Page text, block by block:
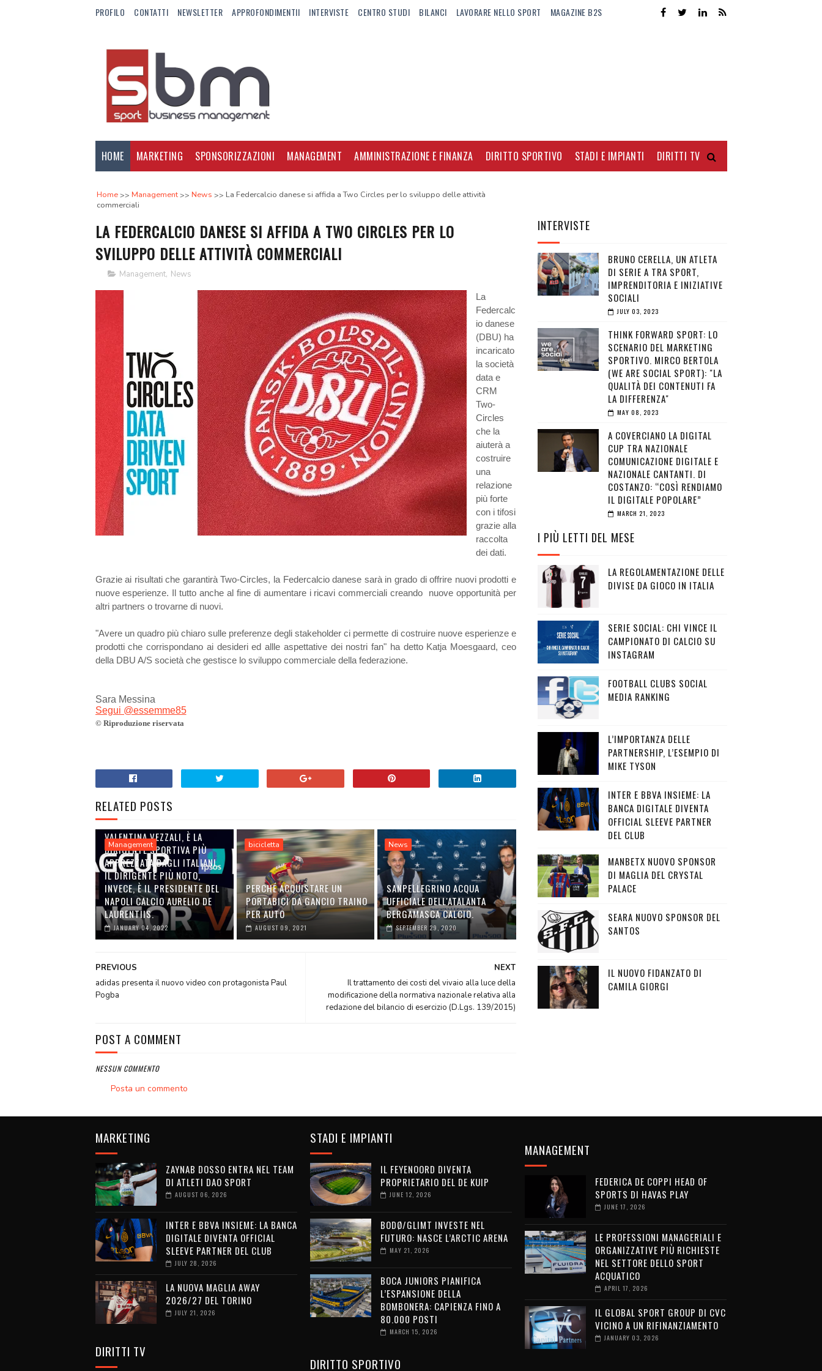
PROFILO CONTATTI NEWSLETTER APPROFONDIMENTII INTERVISTE CENTRO STUDI BILANCI LAVORARE NELLO SPORT MAGAZINE B2S
HOME MARKETING SPONSORIZZAZIONI MANAGEMENT AMMINISTRAZIONE E FINANZA DIRITTO SPORTIVO STADI E IMPIANTI DIRITTI TV
Home Management News
La Federcalcio danese si affida a Two Circles per lo sviluppo delle attività
commerciali
LA FEDERCALCIO DANESE SI AFFIDA A TWO CIRCLES PER LO
SVILUPPO DELLE ATTIVITÀ COMMERCIALI
Management, News
La
Federcalc
io danese
(DBU) ha
incaricato
la società
data e
CRM
Two-
Circles
che la
aiuterà a
costruire
una
relazione
più forte
con i tifosi
grazie alla
raccolta
dei dati.
Grazie ai risultati che garantirà Two-Circles, la Federcalcio danese sarà in grado di offrire nuovi prodotti e
nuove esperienze. Il tutto anche al fine di aumentare i ricavi commerciali creando nuove opportunità per
altri partners o trovarne di nuovi.
"Avere un quadro più chiaro sulle preferenze degli stakeholder ci permette di costruire nuove esperienze e
prodotti che corrispondano ai desideri ed allle aspettative dei nostri fan" ha detto Katja Moesgaard, ceo
della DBU A/S società che gestisce lo sviluppo commerciale della federazione.
Sara Messina
Segui @essemme85
© Riproduzione riservata
RELATED POSTS
Management
VALENTINA VEZZALI, È LA
DIRIGENTE SPORTIVA PIÙ
APPREZZATA DAGLI ITALIANI.
IL DIRIGENTE PIÙ NOTO,
INVECE, È IL PRESIDENTE DEL
NAPOLI CALCIO AURELIO DE
LAURENTIIS.
JANUARY 04, 2022
bicicletta
PERCHÉ ACQUISTARE UN
PORTABICI DA GANCIO TRAINO
PER AUTO
AUGUST 09, 2021
News
SANPELLEGRINO ACQUA
UFFICIALE DELL'ATALANTA
BERGAMASCA CALCIO.
SEPTEMBER 29, 2020
NEXT
Il trattamento dei costi del vivaio alla luce della
modificazione della normativa nazionale relativa alla
redazione del bilancio di esercizio (D.Lgs. 139/2015)
PREVIOUS
adidas presenta il nuovo video con protagonista Paul
Pogba
POST A COMMENT
NESSUN COMMENTO
Posta un commento
INTERVISTE
BRUNO CERELLA, UN ATLETA
DI SERIE A TRA SPORT,
IMPRENDITORIA E INIZIATIVE
SOCIALI
JULY 03, 2023
THINK FORWARD SPORT: LO
SCENARIO DEL MARKETING
SPORTIVO. MIRCO BERTOLA
(WE ARE SOCIAL SPORT): "LA
QUALITÀ DEI CONTENUTI FA
LA DIFFERENZA"
MAY 08, 2023
A COVERCIANO LA DIGITAL
CUP TRA NAZIONALE
COMUNICAZIONE DIGITALE E
NAZIONALE CANTANTI. DI
COSTANZO: “COSÌ RENDIAMO
IL DIGITALE POPOLARE”
MARCH 21, 2023
I PIÙ LETTI DEL MESE
LA REGOLAMENTAZIONE DELLE
DIVISE DA GIOCO IN ITALIA
SERIE SOCIAL: CHI VINCE IL
CAMPIONATO DI CALCIO SU
INSTAGRAM
FOOTBALL CLUBS SOCIAL
MEDIA RANKING
L’IMPORTANZA DELLE
PARTNERSHIP, L’ESEMPIO DI
MIKE TYSON
INTER E BBVA INSIEME: LA
BANCA DIGITALE DIVENTA
OFFICIAL SLEEVE PARTNER
DEL CLUB
MANBETX NUOVO SPONSOR
DI MAGLIA DEL CRYSTAL
PALACE
SEARA NUOVO SPONSOR DEL
SANTOS
IL NUOVO FIDANZATO DI
CAMILA GIORGI
MARKETING
ZAYNAB DOSSO ENTRA NEL TEAM
DI ATLETI DAO SPORT
AUGUST 06, 2026
INTER E BBVA INSIEME: LA BANCA
DIGITALE DIVENTA OFFICIAL
SLEEVE PARTNER DEL CLUB
JULY 28, 2026
LA NUOVA MAGLIA AWAY
2026/27 DEL TORINO
JULY 21, 2026
DIRITTI TV
STADI E IMPIANTI
IL FEYENOORD DIVENTA
PROPRIETARIO DEL DE KUIP
JUNE 12, 2026
BODØ/GLIMT INVESTE NEL
FUTURO: NASCE L’ARCTIC ARENA
MAY 21, 2026
BOCA JUNIORS PIANIFICA
L’ESPANSIONE DELLA
BOMBONERA: CAPIENZA FINO A
80.000 POSTI
MARCH 15, 2026
DIRITTO SPORTIVO
MANAGEMENT
FEDERICA DE COPPI HEAD OF
SPORTS DI HAVAS PLAY
JUNE 17, 2026
LE PROFESSIONI MANAGERIALI E
ORGANIZZATIVE PIÙ RICHIESTE
NEL SETTORE DELLO SPORT
ACQUATICO
APRIL 17, 2026
IL GLOBAL SPORT GROUP DI CVC
VICINO A UN RIFINANZIAMENTO
JANUARY 03, 2026